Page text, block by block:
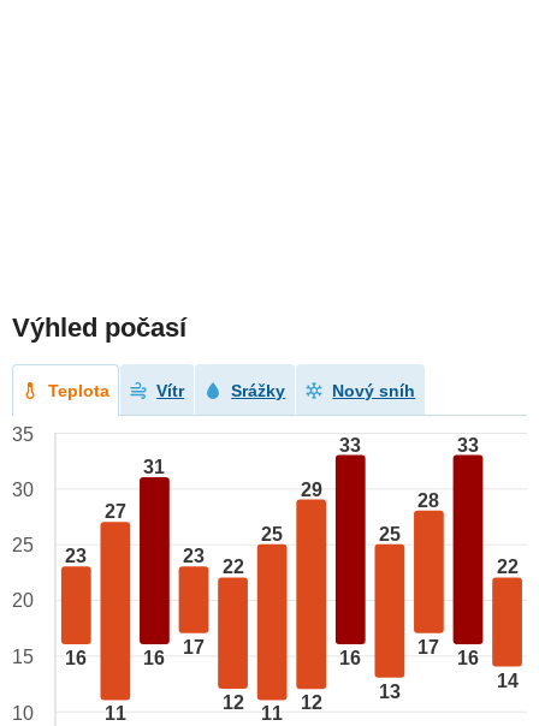
Výhled počasí
Teplota Vítr Srážky Nový sníh
23
16
27
11
31
16
23
17
22
12
25
11
29
12
33
16
25
13
28
17
33
16
22
14
35
30
25
20
15
10